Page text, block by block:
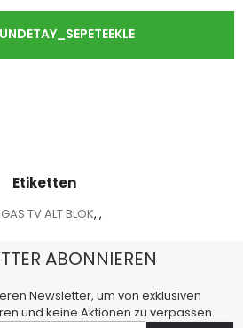
Etiketten
TV ALT BLOK, ,
ABONNIEREN
Newsletter, um von exklusiven
und keine Aktionen zu verpassen.